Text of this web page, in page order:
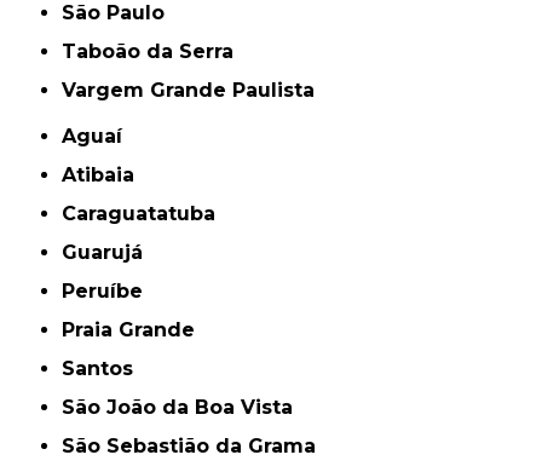
São Paulo
Taboão da Serra
Vargem Grande Paulista
Aguaí
Atibaia
Caraguatatuba
Guarujá
Peruíbe
Praia Grande
Santos
São João da Boa Vista
São Sebastião da Grama